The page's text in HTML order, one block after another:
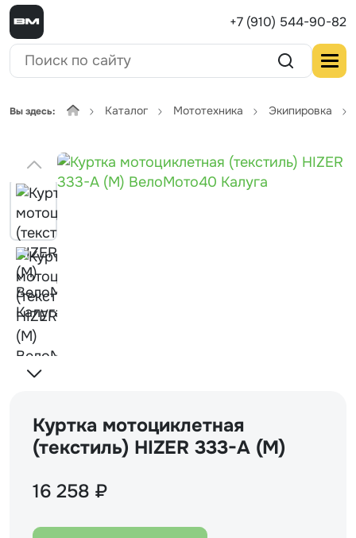
+7 (910) 544-90-82
Вы здесь: Каталог Мототехника Экипировка
Куртка мотоциклетная
(текстиль) HIZER 333-A (M)
16 258 ₽